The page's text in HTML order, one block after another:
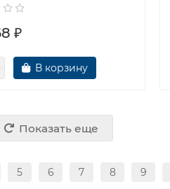
₽
В корзину
Показать еще
5 6 7 8 9